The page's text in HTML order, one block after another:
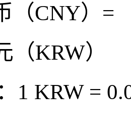
（CNY）=
（KRW）
1 KRW =